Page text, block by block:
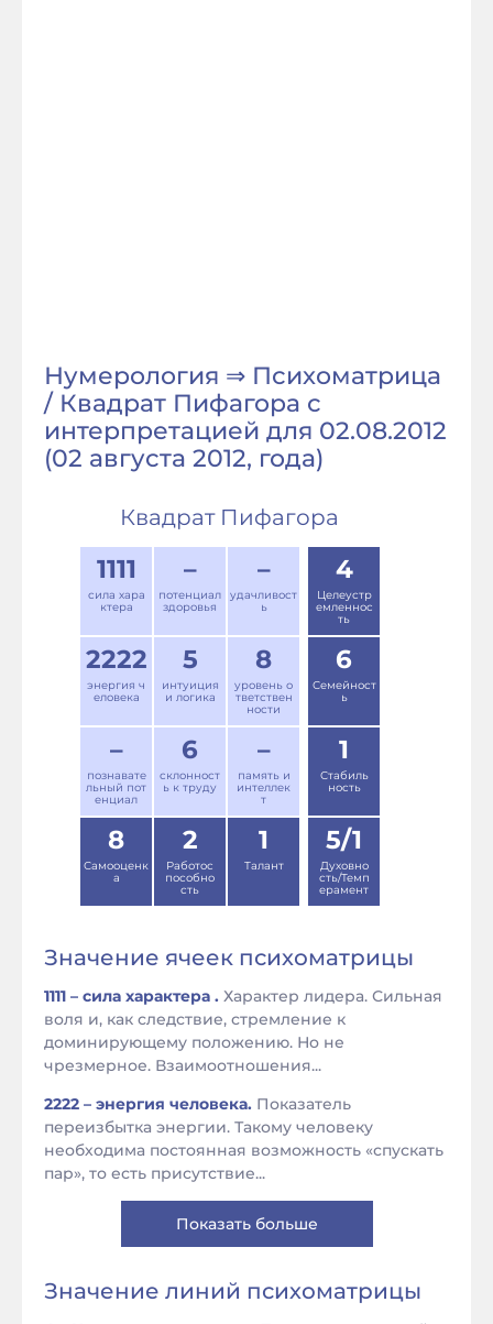
Нумерология ⇒ Психоматрица
/ Квадрат Пифагора с
интерпретацией для 02.08.2012
(02 августа 2012, года)
Квадрат Пифагора
1111
сила хара
ктера
–
потенциал
здоровья
–
удачливост
ь
2222
энергия ч
еловека
5
интуиция
и логика
8
уровень о
тветствен
ности
–
познавате
льный пот
енциал
6
склонност
ь к труду
–
память и
интеллек
т
4
Целеустр
емленнос
ть
6
Семейност
ь
1
Стабиль
ность
8
Самооценк
а
2
Работос
пособно
сть
1
Талант
5/1
Духовно
сть/Темп
ерамент
Значение ячеек психоматрицы
1111 – сила характера . Характер лидера. Сильная
воля и, как следствие, стремление к
доминирующему положению. Но не
чрезмерное. Взаимоотношения...
2222 – энергия человека. Показатель
переизбытка энергии. Такому человеку
необходима постоянная возможность «спускать
пар», то есть присутствие...
Показать больше
Значение линий психоматрицы